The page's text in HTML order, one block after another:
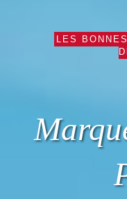
LES